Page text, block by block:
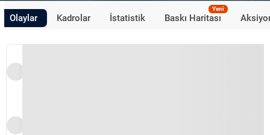
Olaylar Kadrolar İstatistik Baskı Haritası
Yeni